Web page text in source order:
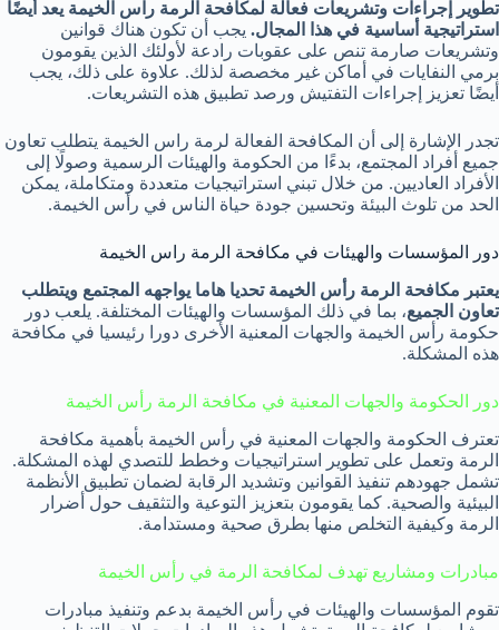
تطوير إجراءات وتشريعات فعالة لمكافحة الرمة راس الخيمة يعد أيضًا
استراتيجية أساسية في هذا المجال. يجب أن تكون هناك قوانين
وتشريعات صارمة تنص على عقوبات رادعة لأولئك الذين يقومون
برمي النفايات في أماكن غير مخصصة لذلك. علاوة على ذلك، يجب
أيضًا تعزيز إجراءات التفتيش ورصد تطبيق هذه التشريعات.
تجدر الإشارة إلى أن المكافحة الفعالة لرمة راس الخيمة يتطلب تعاون
جميع أفراد المجتمع، بدءًا من الحكومة والهيئات الرسمية وصولًا إلى
الأفراد العاديين. من خلال تبني استراتيجيات متعددة ومتكاملة، يمكن
الحد من تلوث البيئة وتحسين جودة حياة الناس في رأس الخيمة.
دور المؤسسات والهيئات في مكافحة الرمة راس الخيمة
يعتبر مكافحة الرمة رأس الخيمة تحديا هاما يواجهه المجتمع ويتطلب
تعاون الجميع، بما في ذلك المؤسسات والهيئات المختلفة. يلعب دور
حكومة رأس الخيمة والجهات المعنية الأخرى دورا رئيسيا في مكافحة
هذه المشكلة.
دور الحكومة والجهات المعنية في مكافحة الرمة رأس الخيمة
تعترف الحكومة والجهات المعنية في رأس الخيمة بأهمية مكافحة
الرمة وتعمل على تطوير استراتيجيات وخطط للتصدي لهذه المشكلة.
تشمل جهودهم تنفيذ القوانين وتشديد الرقابة لضمان تطبيق الأنظمة
البيئية والصحية. كما يقومون بتعزيز التوعية والتثقيف حول أضرار
الرمة وكيفية التخلص منها بطرق صحية ومستدامة.
مبادرات ومشاريع تهدف لمكافحة الرمة في رأس الخيمة
تقوم المؤسسات والهيئات في رأس الخيمة بدعم وتنفيذ مبادرات